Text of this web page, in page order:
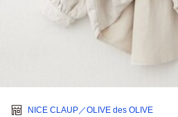
NICE CLAUP／OLIVE des OLIVE